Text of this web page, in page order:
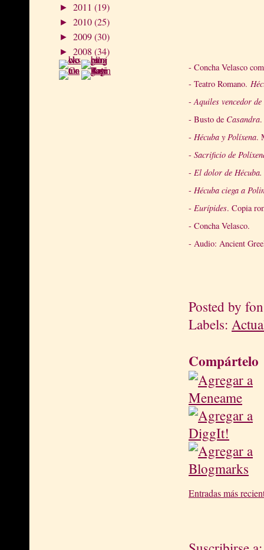
► 2011 (19)
► 2010(25)
► 2009(30)
► 2008 (34)
- Concha Velasco
- Teatro Romano.
- Aquiles vencedor
- Busto de Casandra
- Hécuba y Políxena.
- Sacrificio de
- El dolor de Hécuba.
- Hécuba ciega a
- Eurípides. Copia
- Concha Velasco.
- Audio: Ancient
Posted by
Labels:
Compártelo
Entradas más